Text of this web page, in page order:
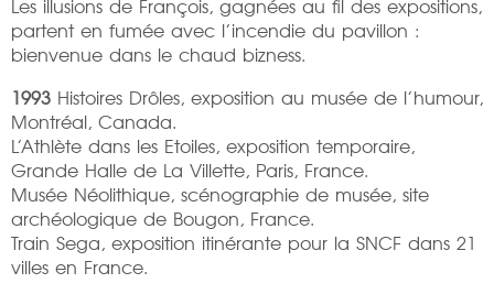
partent en fumée avec l’incendie du pavillon :
bienvenue dans le chaud bizness.
1993 Histoires Drôles, exposition au musée de l’humour,
Montréal, Canada.
L’Athlète dans les Etoiles, exposition temporaire,
Grande Halle de La Villette, Paris, France.
Musée Néolithique, scénographie de musée, site
archéologique de Bougon, France.
Train Sega, exposition itinérante pour la SNCF dans 21
villes en France.